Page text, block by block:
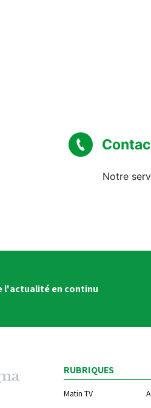
Notre
l'actualité en continu
RUBRIQUES
Matin TV